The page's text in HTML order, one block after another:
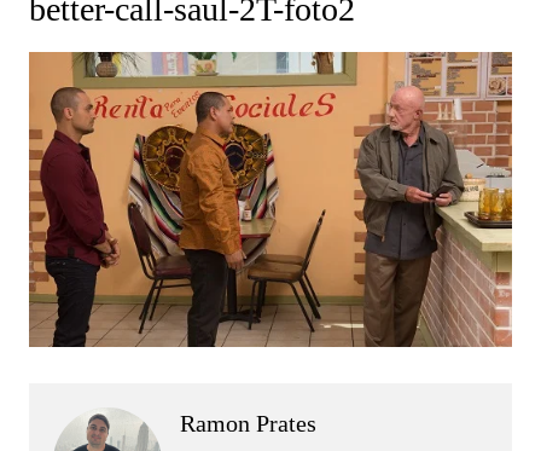
better-call-saul-2T-foto2
Ramon Prates